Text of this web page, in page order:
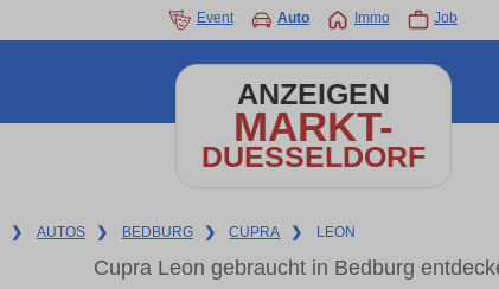
Event Auto Immo Job
ANZEIGEN
MARKT-
DUESSELDORF
❯ AUTOS ❯ BEDBURG ❯ CUPRA ❯ LEON
Cupra Leon gebraucht in Bedburg